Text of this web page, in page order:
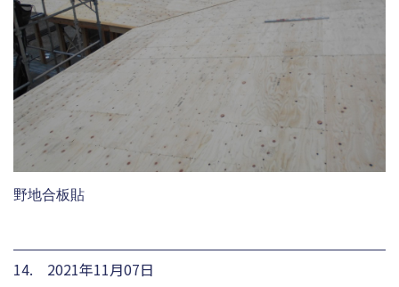
野地合板貼
14. 2021年11月07日